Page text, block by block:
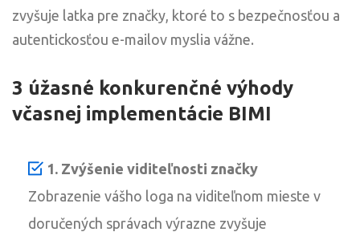
zvyšuje latka pre značky, ktoré to s bezpečnosťou a
autentickosťou e-mailov myslia vážne.
3 úžasné konkurenčné výhody
včasnej implementácie BIMI
1. Zvýšenie viditeľnosti značky
Zobrazenie vášho loga na viditeľnom mieste v
doručených správach výrazne zvyšuje